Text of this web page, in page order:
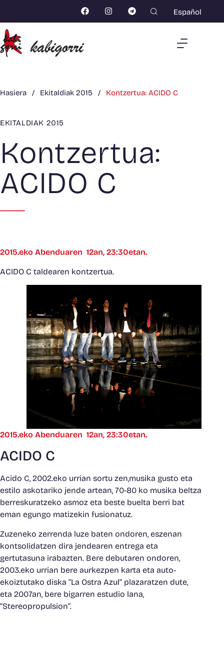
Español
Hasiera / Ekitaldiak 2015 / Kontzertua: ACIDO C
EKITALDIAK 2015
Kontzertua:
ACIDO C
2015.eko Abenduaren 12an, 23:30etan.
ACIDO C taldearen kontzertua.
2015.eko Abenduaren 12an, 23:30etan.
ACIDO C
Acido C, 2002.eko urrian sortu zen,musika gusto eta
estilo askotariko jende artean, 70-80 ko musika beltza
berreskuratzeko asmoz eta beste buelta berri bat
eman egungo matizekin fusionatuz.
Zuzeneko zerrenda luze baten ondoren, eszenan
kontsolidatzen dira jendearen entrega eta
gertutasuna irabazten. Bere debutaren ondoren,
2003.eko urrian bere aurkezpen karta eta auto-
ekoiztutako diska “La Ostra Azul” plazaratzen dute,
eta 2007an, bere bigarren estudio lana,
“Stereopropulsion”.